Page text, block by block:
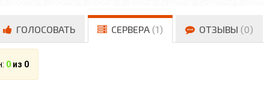
ГОЛОСОВАТЬ СЕРВЕРА (1) ОТЗЫВЫ (0)
0 из 0